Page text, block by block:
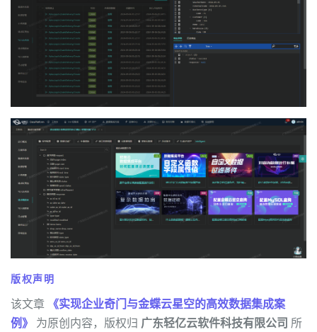
版权声明
该文章 《实现企业奇门与金蝶云星空的高效数据集成案
例》 为原创内容，版权归 广东轻亿云软件科技有限公司 所